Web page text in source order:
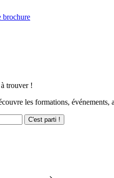
brochure
trouver !
les formations, événements,
C'est parti !